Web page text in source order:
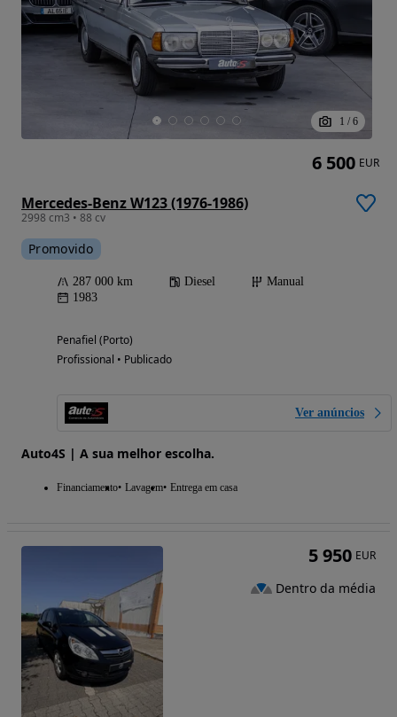
1 / 6
Mercedes-Benz W123 (1976-1986)
2998 cm3 • 88 cv
Promovido
287 000 km Diesel
Manual
1983
Penafiel (Porto)
Profissional • Publicado
Ver anúncios
Auto4S | A sua melhor escolha.
Financiamento Lavagem Entrega em casa
6 500 EUR
5 950 EUR
Dentro da média